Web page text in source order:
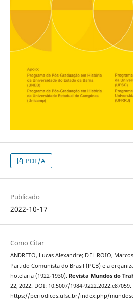
PDF/A
Publicado
2022-10-17
Como Citar
ANDRETO, Lucas Alexandre; DEL ROIO,
Partido Comunista do Brasil (PCB) e a
hotelaria (1922-1930). Revista Mundos do
22, 2022. DOI: 10.5007/1984-
https://periodicos.ufsc.br/index.php/